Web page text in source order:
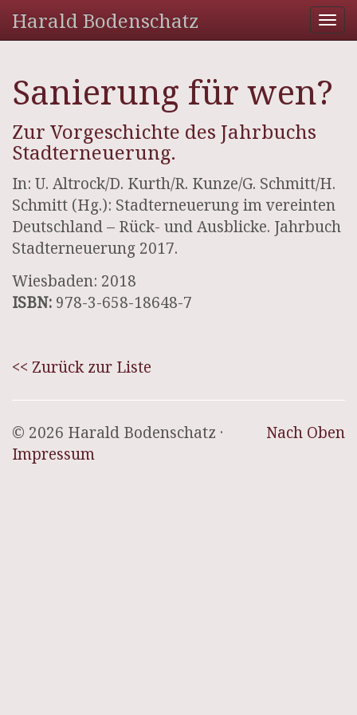
Harald Bodenschatz
Sanierung für wen?
Zur Vorgeschichte des Jahrbuchs
Stadterneuerung.
In: U. Altrock/D. Kurth/R. Kunze/G. Schmitt/H.
Schmitt (Hg.): Stadterneuerung im vereinten
Deutschland – Rück- und Ausblicke. Jahrbuch
Stadterneuerung 2017.
Wiesbaden: 2018
ISBN: 978-3-658-18648-7
<< Zurück zur Liste
Nach Oben
© 2026 Harald Bodenschatz ·
Impressum